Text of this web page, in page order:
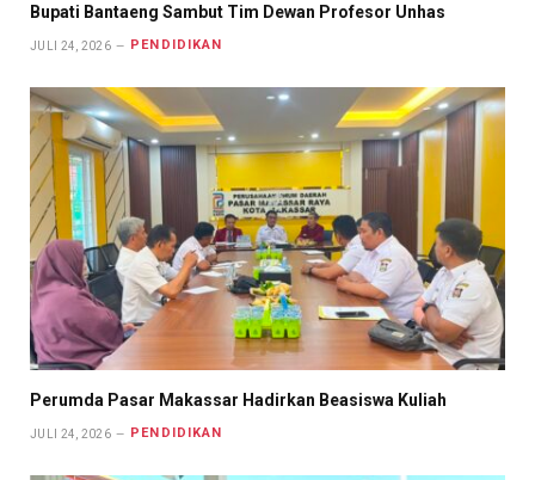
Bupati Bantaeng Sambut Tim Dewan Profesor Unhas
JULI 24, 2026 PENDIDIKAN
Perumda Pasar Makassar Hadirkan Beasiswa Kuliah
JULI 24, 2026 PENDIDIKAN